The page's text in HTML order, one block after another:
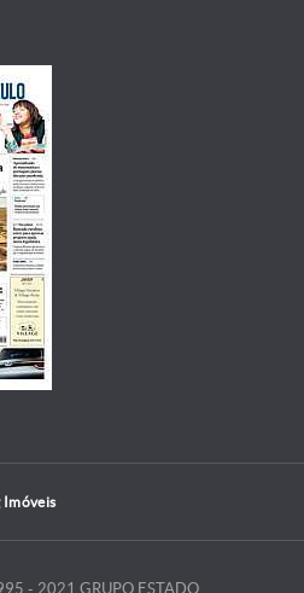
Imóveis
- 2021 GRUPO ESTADO